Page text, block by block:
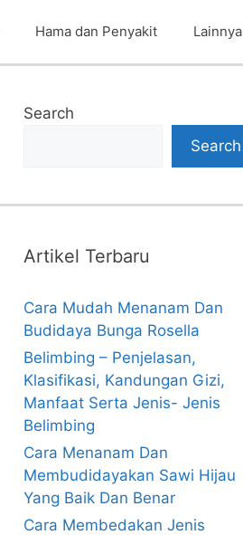
Hama dan Penyakit Lainnya
Search
Search
Artikel Terbaru
Cara Mudah Menanam Dan
Budidaya Bunga Rosella
Belimbing – Penjelasan,
Klasifikasi, Kandungan Gizi,
Manfaat Serta Jenis- Jenis
Belimbing
Cara Menanam Dan
Membudidayakan Sawi Hijau
Yang Baik Dan Benar
Cara Membedakan Jenis